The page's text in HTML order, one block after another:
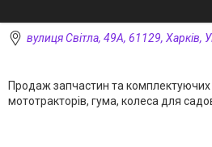
вулиця Світла, 49А, 61129, Харків,
Продаж запчастин та комплектуючих
мототракторів, гума, колеса для